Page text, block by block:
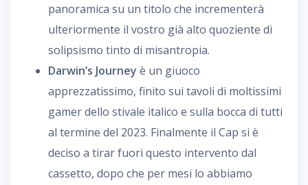
panoramica su un titolo che incrementerà
ulteriormente il vostro già alto quoziente di
solipsismo tinto di misantropia.
Darwin’s Journey è un giuoco
apprezzatissimo, finito sui tavoli di moltissimi
gamer dello stivale italico e sulla bocca di tutti
al termine del 2023. Finalmente il Cap si è
deciso a tirar fuori questo intervento dal
cassetto, dopo che per mesi lo abbiamo